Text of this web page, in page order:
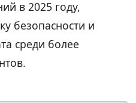
в 2025 году,
безопасности и
среди более